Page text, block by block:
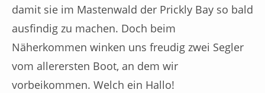
damit sie im Mastenwald der Prickly Bay so bald
ausfindig zu machen. Doch beim
Näherkommen winken uns freudig zwei Segler
vom allerersten Boot, an dem wir
vorbeikommen. Welch ein Hallo!